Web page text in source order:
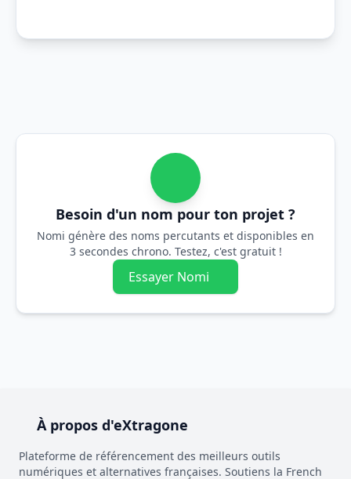
Besoin d'un nom pour ton projet ?
Nomi génère des noms percutants et disponibles en
3 secondes chrono. Testez, c'est gratuit !
Essayer Nomi
À propos d'eXtragone
Plateforme de référencement des meilleurs outils
numériques et alternatives françaises. Soutiens la French